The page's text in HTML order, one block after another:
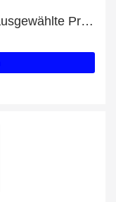
Genießen Sie 89% Rabatt auf ausgewählte Produkte